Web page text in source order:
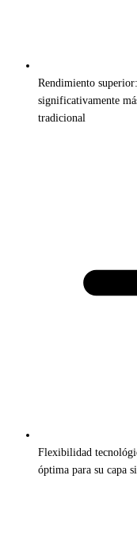
Rendimiento
significativamente
tradicional
Flexibilidad
óptima para su capa